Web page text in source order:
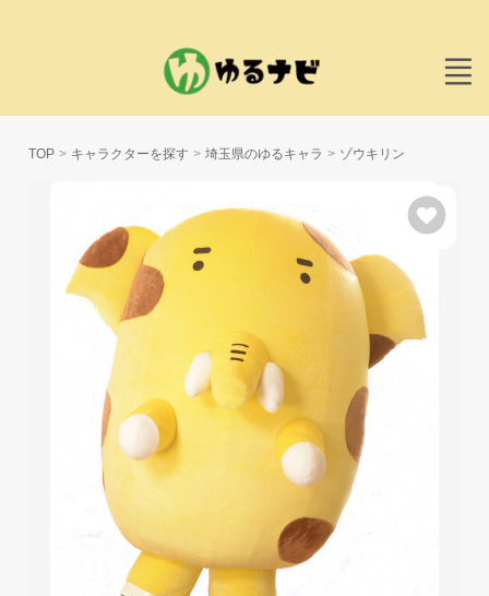
TOP キャラクターを探す 埼玉県のゆるキャラ ゾウキリン